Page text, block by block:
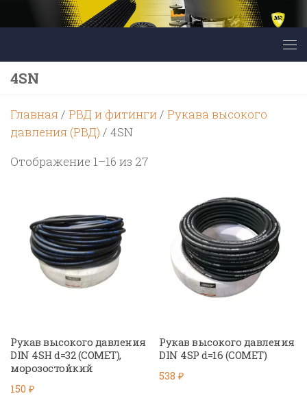
Перейти к содержимому
4SN
Главная/ РВД и фитинги/ Рукава высокого
давления (РВД) / 4SN
Отображение 1–16 из 27
возрастанию
Рукав высокого давления
DIN 4SH d=32 (COMET),
морозостойкий
150 ₽
Рукав высокого давления
DIN 4SP d=16 (COMET)
538₽